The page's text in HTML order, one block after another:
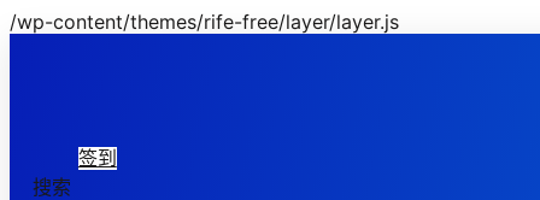
/wp-content/themes/rife-free/layer/layer.js
签到
搜索